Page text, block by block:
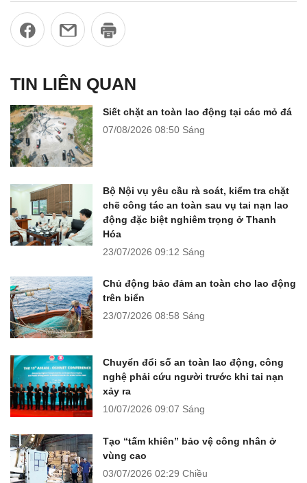
TIN LIÊN QUAN
Siết chặt an toàn lao động tại các mỏ đá
07/08/2026 08:50 Sáng
Bộ Nội vụ yêu cầu rà soát, kiểm tra chặt
chẽ công tác an toàn sau vụ tai nạn lao
động đặc biệt nghiêm trọng ở Thanh
Hóa
23/07/2026 09:12 Sáng
Chủ động bảo đảm an toàn cho lao động
trên biển
23/07/2026 08:58 Sáng
Chuyển đổi số an toàn lao động, công
nghệ phải cứu người trước khi tai nạn
xảy ra
10/07/2026 09:07 Sáng
Tạo “tấm khiên” bảo vệ công nhân ở
vùng cao
03/07/2026 02:29 Chiều